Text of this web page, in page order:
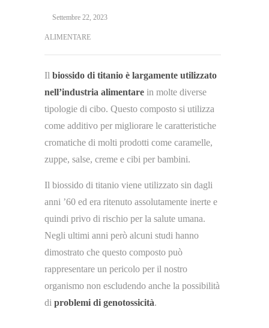
Settembre 22, 2023
ALIMENTARE
Il biossido di titanio è largamente utilizzato
nell’industria alimentare in molte diverse
tipologie di cibo. Questo composto si utilizza
come additivo per migliorare le caratteristiche
cromatiche di molti prodotti come caramelle,
zuppe, salse, creme e cibi per bambini.
Il biossido di titanio viene utilizzato sin dagli
anni ’60 ed era ritenuto assolutamente inerte e
quindi privo di rischio per la salute umana.
Negli ultimi anni però alcuni studi hanno
dimostrato che questo composto può
rappresentare un pericolo per il nostro
organismo non escludendo anche la possibilità
di problemi di genotossicità.